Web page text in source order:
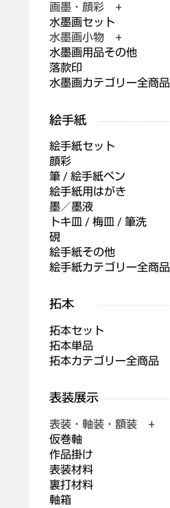
画墨・顔彩 +
水墨画セット
水墨画小物 +
水墨画用品その他
落款印
水墨画カテゴリー全商品
絵手紙セット
顔彩
筆 / 絵手紙ペン
絵手紙用はがき
墨／墨液
トキ皿 / 梅皿 / 筆洗
硯
絵手紙その他
絵手紙カテゴリー全商品
拓本セット
拓本単品
拓本カテゴリー全商品
表装・軸装・額装 +
仮巻軸
作品掛け
表装材料
裏打材料
軸箱